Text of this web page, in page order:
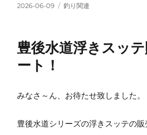
投
2026-06-09
カ
ー
釣り関連
豊後水道浮きスッ
ート！
みなさ～ん、お待たせ致しました。
豊後水道シリーズの浮きスッテの販